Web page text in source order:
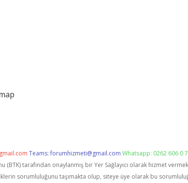
Teams:forumhizmeti@gmail.com Whatsapp: 0262 606 0
(BTK) tarafından onaylanmış bir Yer Sağlayıcı olarak hizmet
sorumluluğunu taşımakta olup, siteye üye olarak bu